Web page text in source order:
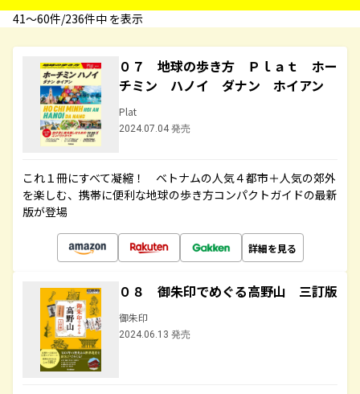
41〜60件/236件中 を表示
０７ 地球の歩き方 Ｐｌａｔ ホー
チミン ハノイ ダナン ホイアン
Plat
2024.07.04 発売
これ１冊にすべて凝縮！ ベトナムの人気４都市＋人気の郊外
を楽しむ、携帯に便利な地球の歩き方コンパクトガイドの最新
版が登場
詳細を見る
０８ 御朱印でめぐる高野山 三訂版
御朱印
2024.06.13 発売